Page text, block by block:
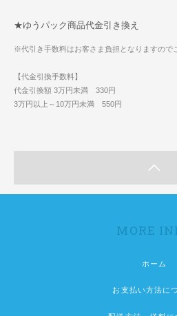
★ゆうパック商品代金引き換え
※代引き手数料はお客さま負担となりますので
【代金引換手数料】
代金引換額 3万円未満 330円
3万円以上～10万円未満 550円
MORE
ホーム
お支払い方法に